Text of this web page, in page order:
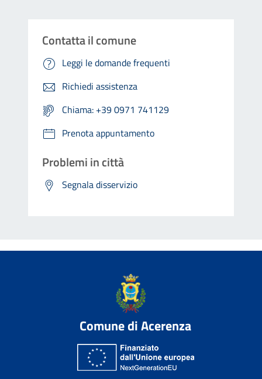
Contatta il comune
Leggi le domande frequenti
Richiedi assistenza
Chiama: +39 0971 741129
Prenota appuntamento
Problemi in città
Segnala disservizio
Comune di Acerenza